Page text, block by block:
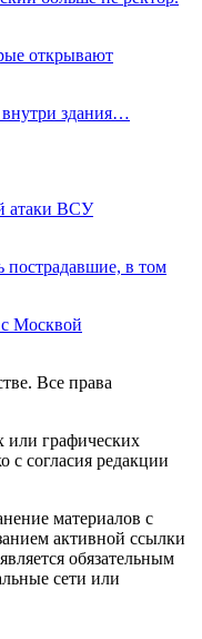
открывают
здания…
атаки ВСУ
пострадавшие, в том
Москвой
Все права
или графических
c согласия редакции
материалов с
активной ссылки
обязательным
сети или